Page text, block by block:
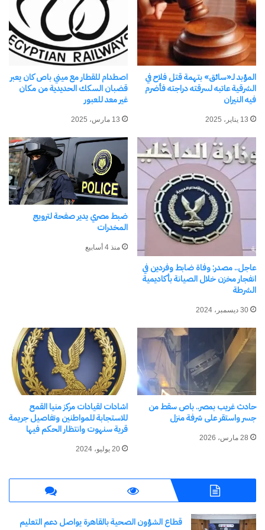
الإلكتروني.
كتابة بريدك الإلكتروني...
اشتراك
نسخ الرابط
المؤبد لـ«سائق» بتهمة قتل فلاح في
الشرقية عاتبه لسرقته دراجته فأضرم
فيه النيران
13 يناير، 2025
اصطدام للقطار مع ميني باص كان يعبر
قضبان السكك الحديدية من مكان
غير معد للعبور
13 مارس، 2025
عاجل.. مصدر: وفاة ضابط وفردين في
انفجار مخزن خلال الصيانة بأكاديمية
الشرطة
30 ديسمبر، 2024
ضبط مصري يدير صفحة لترويج
المخدرات
منذ 4 أسابيع
حادث غريب بمصر.. باص سقط من
جسر واستقر على شرفة منزل
28 مارس، 2026
اشادات لقيادات مركز منيا القمح
للاستجابة للمواطنين وتفاصيل جريمة
قرية سنهوت وانتظار الحكم فيها
20 يوليو، 2024
قطاع الشؤون الصحية بالقاهرة يواصل دعم التعليم